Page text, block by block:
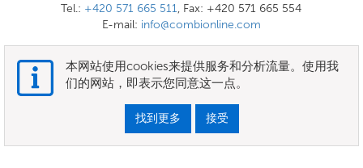
Tel.: +420 571 665 511, Fax: +420 571 665 554
E-mail: info@combionline.com
OnlineMenu
条款和条件
本网站使用cookies来提供服务和分析流量。使用我
们的网站，即表示您同意这一点。
找到更多 接受